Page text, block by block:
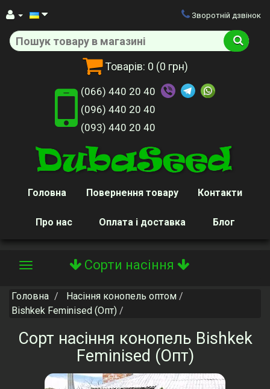
Товарів: 0 (0 грн)
Зворотній дзвінок
(066) 440 20 40
(096) 440 20 40
(093) 440 20 40
Головна Повернення товару Контакти
Про нас Оплата і доставка Блог
Сорти насіння
Toggle
Головна
Насіння конопель оптом
Bishkek Feminised (Опт)
Сорт насіння конопель Bishkek
Feminised (Опт)